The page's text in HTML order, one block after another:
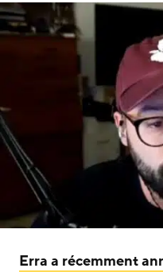
Erra a récemment